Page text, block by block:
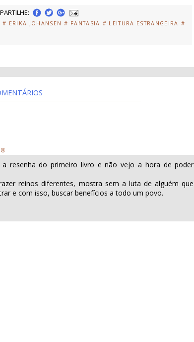
# ERIKA JOHANSEN # FANTASIA # LEITURA ESTRANGEIRA #
resenha do primeiro livro e não vejo a hora de poder
reinos diferentes, mostra sem a luta de alguém que
e com isso, buscar benefícios a todo um povo.